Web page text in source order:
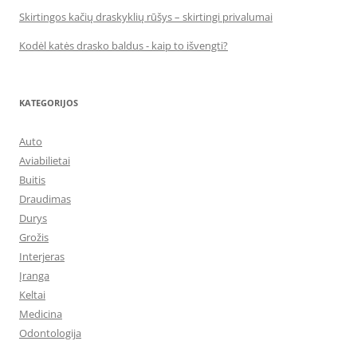
Skirtingos kačių draskyklių rūšys – skirtingi privalumai
Kodėl katės drasko baldus - kaip to išvengti?
KATEGORIJOS
Auto
Aviabilietai
Buitis
Draudimas
Durys
Grožis
Interjeras
Įranga
Keltai
Medicina
Odontologija